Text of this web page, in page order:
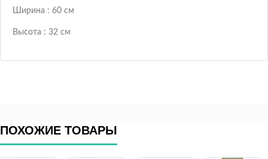
Ширина : 60 см
Высота : 32 см
ПОХОЖИЕ ТОВАРЫ